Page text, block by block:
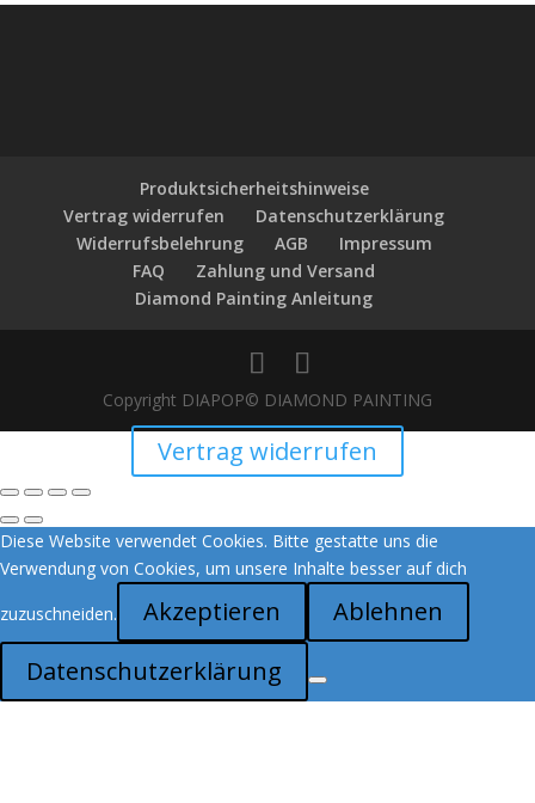
Produktsicherheitshinweise
Vertrag widerrufen
Datenschutzerklärung
Widerrufsbelehrung
AGB
Impressum
FAQ
Zahlung und Versand
Diamond Painting Anleitung
Copyright DIAPOP© DIAMOND PAINTING
Vertrag widerrufen
Diese Website verwendet Cookies. Bitte gestatte uns die
Verwendung von Cookies, um unsere Inhalte besser auf dich
zuzuschneiden.
Akzeptieren
Ablehnen
Datenschutzerklärung